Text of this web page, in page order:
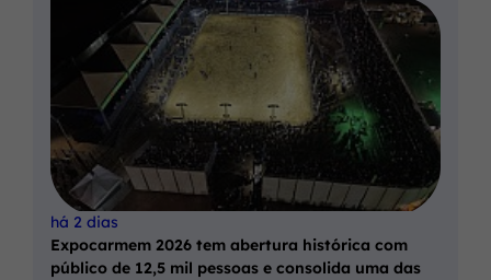
há 2 dias
Expocarmem 2026 tem abertura histórica com
público de 12,5 mil pessoas e consolida uma das